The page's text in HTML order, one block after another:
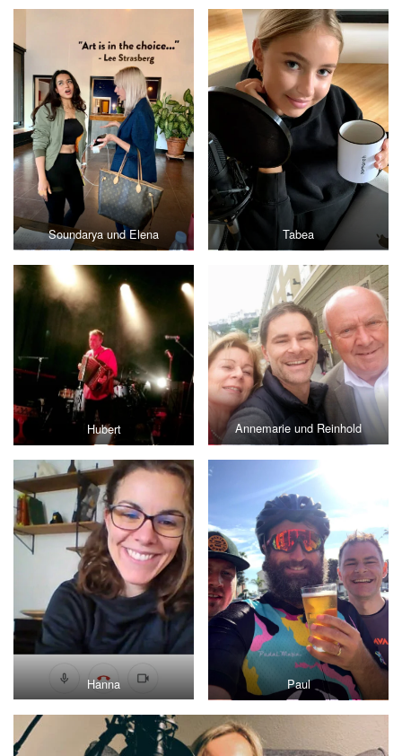
Soundarya und Elena Tabea
Hubert Annemarie und Reinhold
Hanna Paul